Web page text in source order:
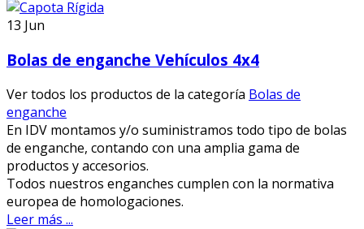
13 Jun
Bolas de enganche Vehículos 4x4
Ver todos los productos de la categoría Bolas de
enganche
En IDV montamos y/o suministramos todo tipo de bolas
de enganche, contando con una amplia gama de
productos y accesorios.
Todos nuestros enganches cumplen con la normativa
europea de homologaciones.
Leer más ...